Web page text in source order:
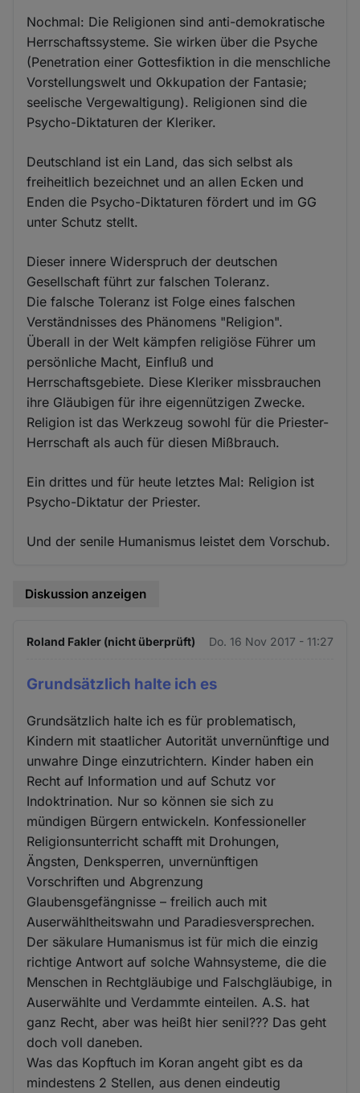
Nochmal: Die Religionen sind anti-demokratische
Herrschaftssysteme. Sie wirken über die Psyche
(Penetration einer Gottesfiktion in die menschliche
Vorstellungswelt und Okkupation der Fantasie;
seelische Vergewaltigung). Religionen sind die
Psycho-Diktaturen der Kleriker.
Deutschland ist ein Land, das sich selbst als
freiheitlich bezeichnet und an allen Ecken und
Enden die Psycho-Diktaturen fördert und im GG
unter Schutz stellt.
Dieser innere Widerspruch der deutschen
Gesellschaft führt zur falschen Toleranz.
Die falsche Toleranz ist Folge eines falschen
Verständnisses des Phänomens "Religion".
Überall in der Welt kämpfen religiöse Führer um
persönliche Macht, Einfluß und
Herrschaftsgebiete. Diese Kleriker missbrauchen
ihre Gläubigen für ihre eigennützigen Zwecke.
Religion ist das Werkzeug sowohl für die Priester-
Herrschaft als auch für diesen Mißbrauch.
Ein drittes und für heute letztes Mal: Religion ist
Psycho-Diktatur der Priester.
Und der senile Humanismus leistet dem Vorschub.
Diskussion anzeigen
Roland Fakler (nicht überprüft) Do. 16 Nov 2017 - 11:27
Grundsätzlich halte ich es
Grundsätzlich halte ich es für problematisch,
Kindern mit staatlicher Autorität unvernünftige und
unwahre Dinge einzutrichtern. Kinder haben ein
Recht auf Information und auf Schutz vor
Indoktrination. Nur so können sie sich zu
mündigen Bürgern entwickeln. Konfessioneller
Religionsunterricht schafft mit Drohungen,
Ängsten, Denksperren, unvernünftigen
Vorschriften und Abgrenzung
Glaubensgefängnisse – freilich auch mit
Auserwähltheitswahn und Paradiesversprechen.
Der säkulare Humanismus ist für mich die einzig
richtige Antwort auf solche Wahnsysteme, die die
Menschen in Rechtgläubige und Falschgläubige, in
Auserwählte und Verdammte einteilen. A.S. hat
ganz Recht, aber was heißt hier senil??? Das geht
doch voll daneben.
Was das Kopftuch im Koran angeht gibt es da
mindestens 2 Stellen, aus denen eindeutig